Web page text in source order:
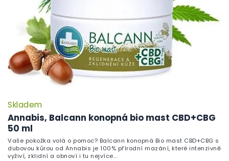
Annabis, Balcann konopná bio mast CBD+CBG
50 ml
Skladem
Vaše pokožka volá o pomoc? Balcann konopná Bio mast CBD+CBG s
dubovou kůrou od Annabis je 100% přírodní mazání, které intenzivně
vyživí, zklidní a obnoví i tu nejvíce...